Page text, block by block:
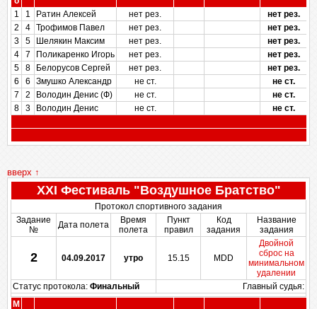
1 1 Ратин Алексей нет рез.
нет рез.
2
4 Трофимов Павел нет рез.
нет рез.
3
5 Шелякин Максим нет рез.
нет рез.
4
7 Поликаренко Игорь нет рез.
нет рез.
5
8 Белорусов Сергей нет рез.
нет рез.
6
6 Змушко Александр не ст.
не ст.
7
2 Володин Денис (Ф) не ст.
не ст.
8
3 Володин Денис не ст. не ст.
вверх ↑
XXІ Фестиваль "Воздушное Братство"
Протокол спортивного задания
Задание
№
Дата полета
Время
полета
Пункт
правил
Код
задания
Название
задания
2 04.09.2017 утро 15.15 MDD
Двойной
сброс на
минимальном
удалении
Статус протокола: Финальный
Главный судья:
М